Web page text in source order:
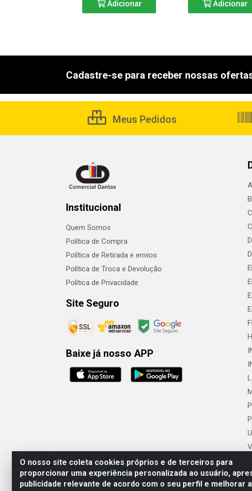
Adicionar Adicionar
O nosso site coleta cookies próprios e de terceiros para
proporcionar uma experiência personalizada ao usuário,
publicidade relevante de acordo com o seu perfil e melhorar a
Cadastre-se para receber nossas
Meus Pedidos
Institucional
Quem Somos
Política de Compra
Política de Retirada e envios
Política de Troca e Devolução
Política de Privacidade
Site Seguro
Baixe já nosso APP
Rafael & Dantas LTDA -